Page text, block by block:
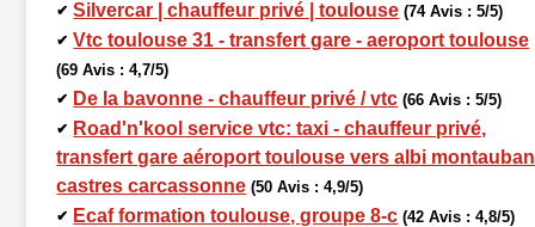
✔ Silvercar | chauffeur privé | toulouse (74 Avis : 5/5)
✔ Vtc toulouse 31 - transfert gare - aeroport toulouse
(69 Avis : 4,7/5)
✔ De la bavonne - chauffeur privé / vtc (66 Avis : 5/5)
✔ Road'n'kool service vtc: taxi - chauffeur privé,
transfert gare aéroport toulouse vers albi montauban
castres carcassonne (50 Avis : 4,9/5)
✔ Ecaf formation toulouse, groupe 8-c (42 Avis : 4,8/5)